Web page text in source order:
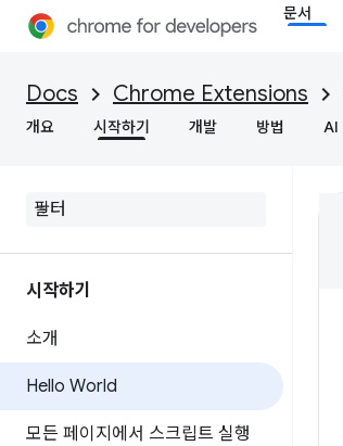
문서
Docs Chrome Extensions
개요 시작하기 개발 방법 AI
시작하기
소개
Hello World
모든 페이지에서 스크립트 실행